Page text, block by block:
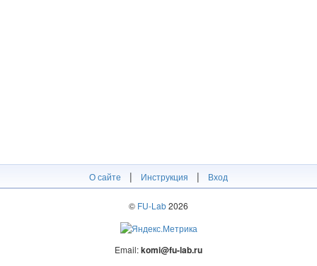
О сайте | Инструкция | Вход
© FU-Lab2026
Email:komi@fu-lab.ru